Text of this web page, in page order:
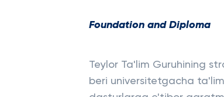
Foundation and Diploma
Teylor Ta'lim Guruhining
beri universitetgacha